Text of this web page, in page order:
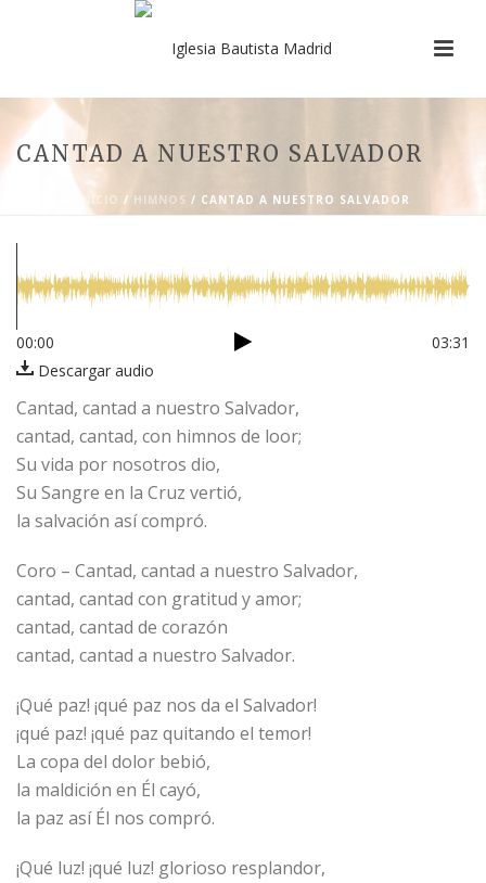
CANTAD A NUESTRO SALVADOR
INICIO / HIMNOS / CANTAD A NUESTRO SALVADOR
00:00
03:31
Descargar audio
Cantad, cantad a nuestro Salvador,
cantad, cantad, con himnos de loor;
Su vida por nosotros dio,
Su Sangre en la Cruz vertió,
la salvación así compró.
Coro – Cantad, cantad a nuestro Salvador,
cantad, cantad con gratitud y amor;
cantad, cantad de corazón
cantad, cantad a nuestro Salvador.
¡Qué paz! ¡qué paz nos da el Salvador!
¡qué paz! ¡qué paz quitando el temor!
La copa del dolor bebió,
la maldición en Él cayó,
la paz así Él nos compró.
¡Qué luz! ¡qué luz! glorioso resplandor,